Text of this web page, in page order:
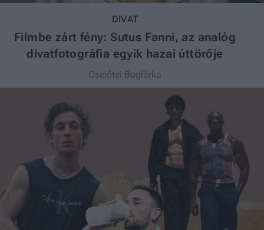
DIVAT
Filmbe zárt fény: Sutus Fanni, az analóg
divatfotográfia egyik hazai úttörője
Cselőtei Boglárka